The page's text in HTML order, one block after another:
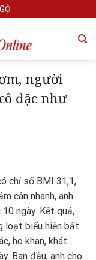
người
đặc như
chỉ số BMI 31,1,
cân nhanh, anh
ngày. Kết quả,
loạt biểu hiện bất
ho khan, khát
Ban đầu, anh cho